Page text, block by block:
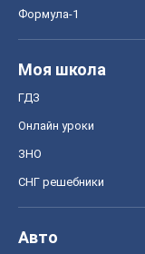
Формула-1
Моя школа
ГДЗ
Онлайн уроки
ЗНО
СНГ решебники
Авто